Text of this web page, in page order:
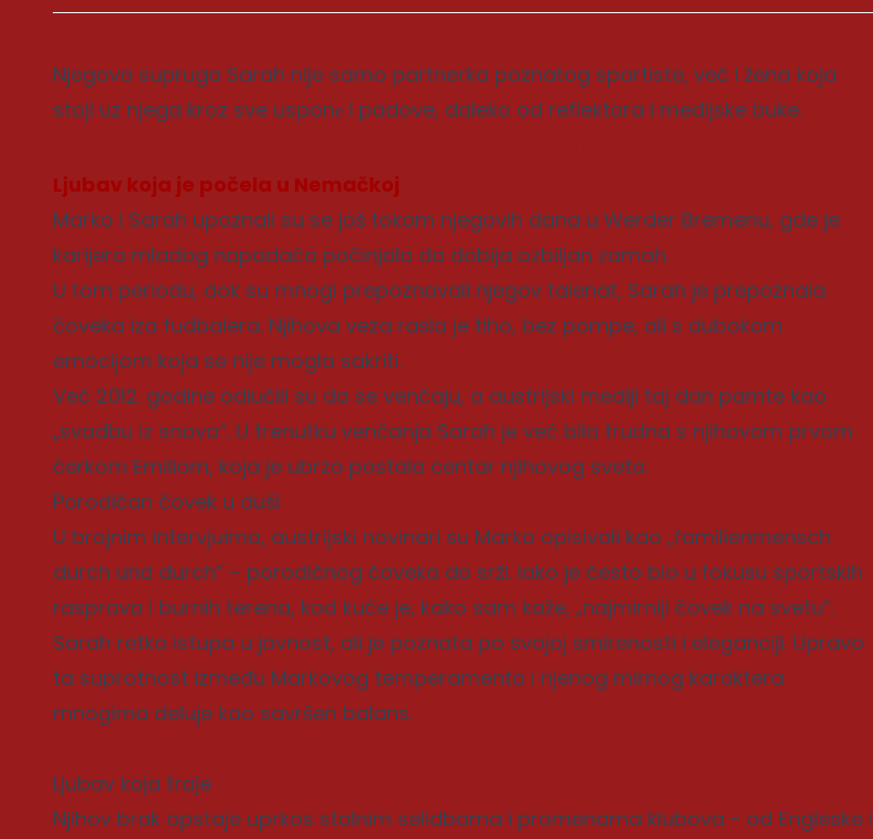
Njegova supruga Sarah nije samo partnerka poznatog sportiste, već i žena koja
stoji uz njega kroz sve usponе i padove, daleko od reflektora i medijske buke.
Ljubav koja je počela u Nemačkoj
Marko i Sarah upoznali su se još tokom njegovih dana u Werder Bremenu, gde je
karijera mladog napadača počinjala da dobija ozbiljan zamah.
U tom periodu, dok su mnogi prepoznavali njegov talenat, Sarah je prepoznala
čoveka iza fudbalera. Njihova veza rasla je tiho, bez pompe, ali s dubokom
emocijom koja se nije mogla sakriti.
Već 2012. godine odlučili su da se venčaju, a austrijski mediji taj dan pamte kao
„svadbu iz snova“. U trenutku venčanja Sarah je već bila trudna s njihovom prvom
ćerkom Emiliom, koja je ubrzo postala centar njihovog sveta.
Porodičan čovek u duši
U brojnim intervjuima, austrijski novinari su Marka opisivali kao „familienmensch
durch und durch“ – porodičnog čoveka do srži. Iako je često bio u fokusu sportskih
rasprava i burnih terena, kod kuće je, kako sam kaže, „najmirniji čovek na svetu“.
Sarah retko istupa u javnost, ali je poznata po svojoj smirenosti i eleganciji. Upravo
ta suprotnost između Markovog temperamenta i njenog mirnog karaktera
mnogima deluje kao savršen balans.
Ljubav koja traje
Njihov brak opstaje uprkos stalnim selidbama i promenama klubova - od Engleske i